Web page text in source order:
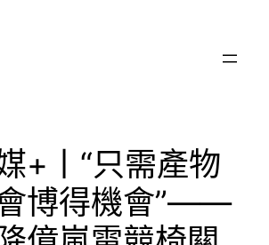
+丨“只需產物
博得機會”——